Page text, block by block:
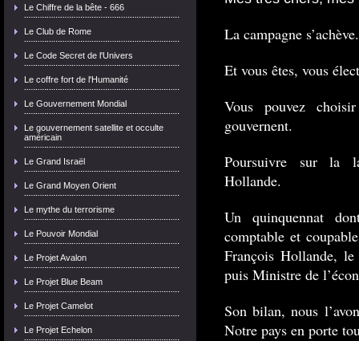
Le Chiffre de la bête - 666
Le Club de Rome
Le Code Secret de l'Univers
Le coffre fort de l'Humanité
Le Gouvernement Mondial
Le gouvernement satellite et occulte
américain
Le Grand Israël
Le Grand Moyen Orient
Le mythe du terrorisme
Le Pouvoir Mondial
Le Projet Avalon
Le Projet Blue Beam
Le Projet Camelot
Le Projet Echelon
La campagne s’achève.
Et vous êtes, vous
Vous pouvez
gouvernent.
Poursuivre sur la
Hollande.
Un quinquennat
comptable et
François Hollande,
puis Ministre de
Son bilan, nous
Notre pays en porte